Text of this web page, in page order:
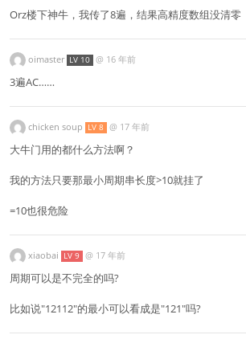
Orz楼下神牛，我传了8遍，结果高精度数组没清零
oimaster LV 10 @ 16 年前
3遍AC……
chicken soup LV 8 @ 17 年前
大牛门用的都什么方法啊？
我的方法只要那最小周期串长度>10就挂了
=10也很危险
xiaobai LV 9 @ 17 年前
周期可以是不完全的吗?
比如说"12112"的最小可以看成是"121"吗?